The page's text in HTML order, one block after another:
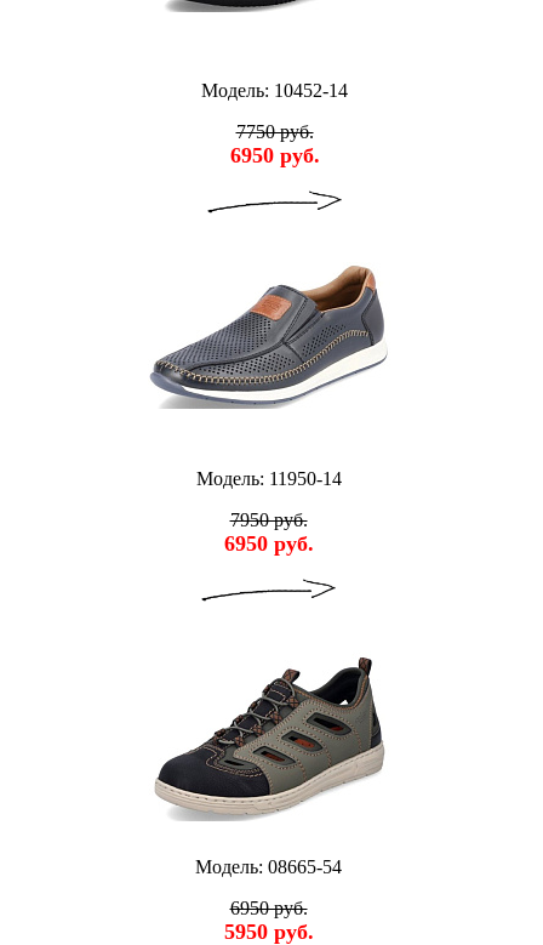
Модель: 10452-14
7750 руб.
6950 руб.
Модель: 11950-14
7950 руб.
6950 руб.
Модель: 08665-54
6950 руб.
5950 руб.